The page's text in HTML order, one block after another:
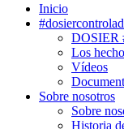
Inicio
DOSIER
Los
Vídeos
Sobre nosotros
Sobre
Historia